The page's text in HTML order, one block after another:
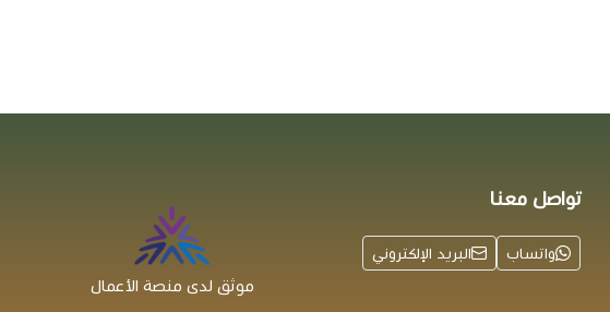
تواصل معنا
واتساب البريد الإلكتروني
موثق لدى منصة الأعمال